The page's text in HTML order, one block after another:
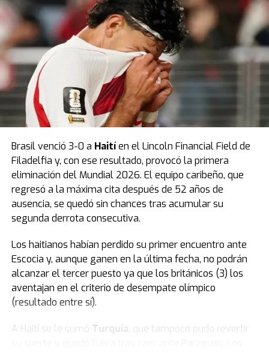
de un grosero error que terminó en el único gol del
encuentro.
Fuente: TN
Brasil venció 3-0 a Haitíen el Lincoln Financial Field de
Filadelfia y, con ese resultado, provocó la primera
eliminación del Mundial 2026. El equipo caribeño, que
regresó a la máxima cita después de 52 años de
ausencia, se quedó sin chances tras acumular su
segunda derrota consecutiva.
Los haitianos habían perdido su primer encuentro ante
Escocia y, aunque ganen en la última fecha, no podrán
alcanzar el tercer puesto ya que los británicos (3) los
aventajan en el criterio de desempate olímpico
(resultado entre sí).
A Haití se le sumó Turquía , que tampoco pudo revertir